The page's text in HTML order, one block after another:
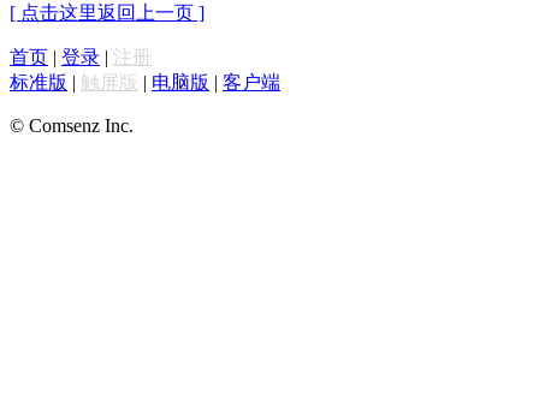
[ 点击这里返回上一页 ]
首页 | 登录 | 注册
标准版 | 触屏版 | 电脑版 | 客户端
© Comsenz Inc.